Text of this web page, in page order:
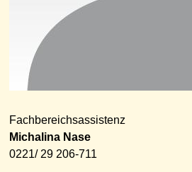
Fachbereichsassistenz
Michalina Nase
0221/ 29 206-711